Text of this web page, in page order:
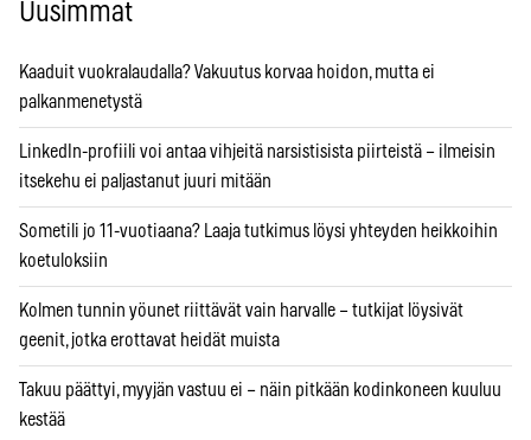
Uusimmat
Kaaduit vuokralaudalla? Vakuutus korvaa hoidon, mutta ei
palkanmenetystä
LinkedIn-profiili voi antaa vihjeitä narsistisista piirteistä – ilmeisin
itsekehu ei paljastanut juuri mitään
Sometili jo 11-vuotiaana? Laaja tutkimus löysi yhteyden heikkoihin
koetuloksiin
Kolmen tunnin yöunet riittävät vain harvalle – tutkijat löysivät
geenit, jotka erottavat heidät muista
Takuu päättyi, myyjän vastuu ei – näin pitkään kodinkoneen kuuluu
kestää